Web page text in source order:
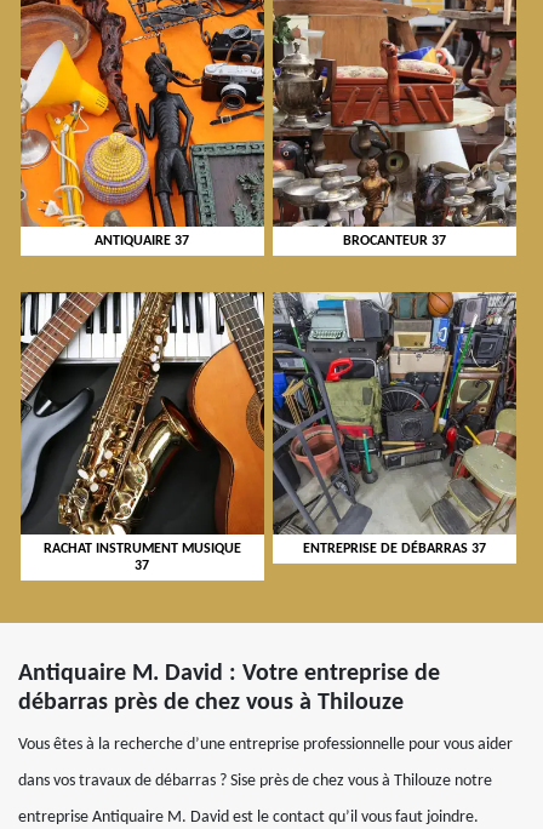
ANTIQUAIRE 37 BROCANTEUR 37
RACHAT INSTRUMENT MUSIQUE
37
ENTREPRISE DE DÉBARRAS 37
Antiquaire M. David : Votre entreprise de
débarras près de chez vous à Thilouze
Vous êtes à la recherche d’une entreprise professionnelle pour vous aider
dans vos travaux de débarras ? Sise près de chez vous à Thilouze notre
entreprise Antiquaire M. David est le contact qu’il vous faut joindre.